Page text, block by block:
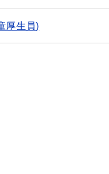
厚生員)